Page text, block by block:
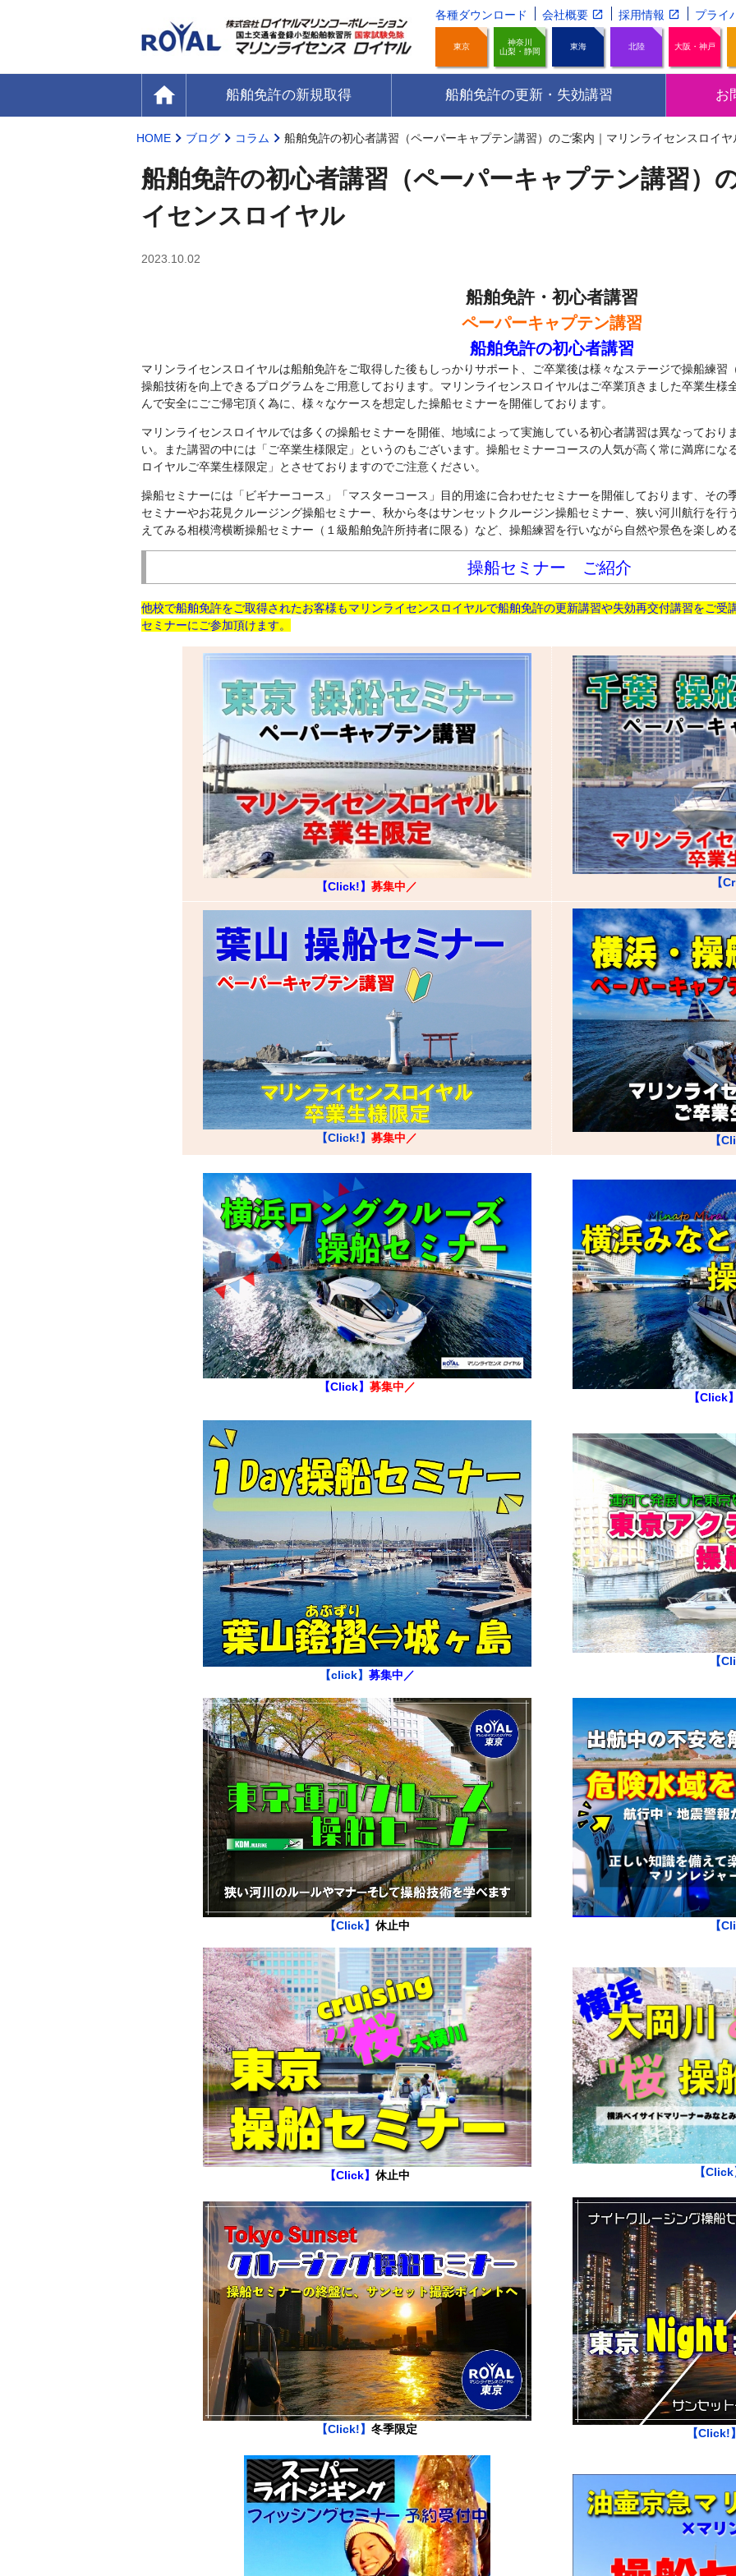
各種ダウンロード 会社概要 採用情報 プライ
東京
神奈川
山梨・静岡
東海 北陸 大阪・神戸
home 船舶免許の新規取得 船舶免許の更新・失効講習 お
HOME ブログ コラム 船舶免許の初心者講習（ペーパーキャプテン講習）のご案内｜マリンライセンスロイヤ
船舶免許の初心者講習（ペーパーキャプテン講習）
イセンスロイヤル
2023.10.02
船舶免許・初心者講習
ペーパーキャプテン講習
船舶免許の初心者講習
マリンライセンスロイヤルは船舶免許をご取得した後もしっかりサポート、ご卒業後は様々なステージで操船練習
操船技術を向上できるプログラムをご用意しております。マリンライセンスロイヤルはご卒業頂きました卒業生様
んで安全にごご帰宅頂く為に、様々なケースを想定した操船セミナーを開催しております。
マリンライセンスロイヤルでは多くの操船セミナーを開催、地域によって実施している初心者講習は異なっており
い。また講習の中には「ご卒業生様限定」というのもございます。操船セミナーコースの人気が高く常に満席にな
ロイヤルご卒業生様限定」とさせておりますのでご注意ください。
操船セミナーには「ビギナーコース」「マスターコース」目的用途に合わせたセミナーを開催しております、その
セミナーやお花見クルージング操船セミナー、秋から冬はサンセットクルージン操船セミナー、狭い河川航行を行
えてみる相模湾横断操船セミナー（１級船舶免許所持者に限る）など、操船練習を行いながら自然や景色を楽しめ
操船セミナー ご紹介
他校で船舶免許をご取得されたお客様もマリンライセンスロイヤルで船舶免許の更新講習や失効再交付講習をご受
セミナーにご参加頂けます。
【Click!】 募集中／ 【
【Click!】 募集中／ 【
【Click】 募集中／
【Click
【click】 募集中／
【
【Click】 休止中 【
【Click】 休止中 【
【Click!】 冬季限定 【Click!